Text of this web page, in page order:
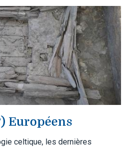
Européens
celtique, les dernières